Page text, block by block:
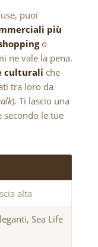
puoi
più
o
ne vale la pena.
culturali che
tra loro da
). Ti lascio una
secondo le tue
alta
Sea Life